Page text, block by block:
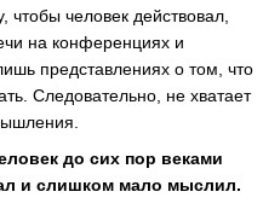
чтобы человек действовал,
на конференциях и
представлениях о том, что
Следовательно, не хватает
до сих пор веками
и слишком мало мыслил.